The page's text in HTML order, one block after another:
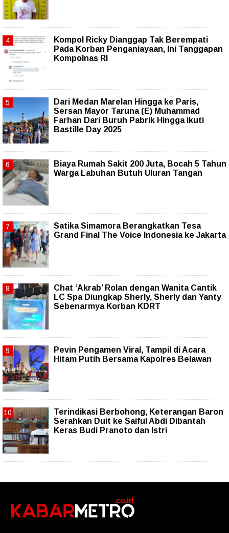
Kompol Ricky Dianggap Tak Berempati
Pada Korban Penganiayaan, Ini Tanggapan
Kompolnas RI
‎Dari Medan Marelan Hingga ke Paris,
Sersan Mayor Taruna (E) Muhammad
Farhan Dari Buruh Pabrik Hingga ikuti
Bastille Day 2025
Biaya Rumah Sakit 200 Juta, Bocah 5 Tahun
Warga Labuhan Butuh Uluran Tangan
Satika Simamora Berangkatkan Tesa
Grand Final The Voice Indonesia ke Jakarta
Chat ‘Akrab’ Rolan dengan Wanita Cantik
LC Spa Diungkap Sherly, Sherly dan Yanty
Sebenarmya Korban KDRT
Pevin Pengamen Viral, Tampil di Acara
Hitam Putih Bersama Kapolres Belawan
Terindikasi Berbohong, Keterangan Baron
Serahkan Duit ke Saiful Abdi Dibantah
Keras Budi Pranoto dan Istri